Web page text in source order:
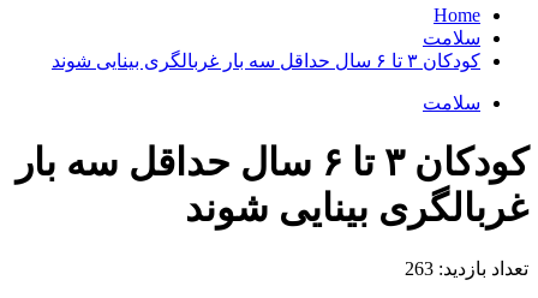
Home
سلامت
کودکان ۳ تا ۶ سال حداقل سه بار غربالگری بینایی شوند
سلامت
کودکان ۳ تا ۶ سال حداقل سه بار
غربالگری بینایی شوند
تعداد بازدید: 263